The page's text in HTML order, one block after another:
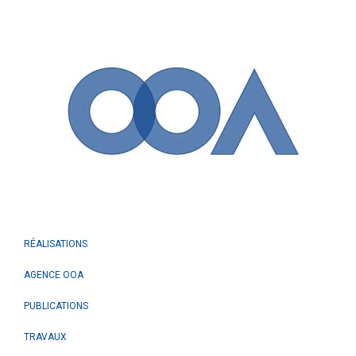
RÉALISATIONS
AGENCE OOA
PUBLICATIONS
TRAVAUX